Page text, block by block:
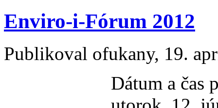
Enviro-i-Fórum 2012
Publikoval ofukany, 19.
Dátum a čas